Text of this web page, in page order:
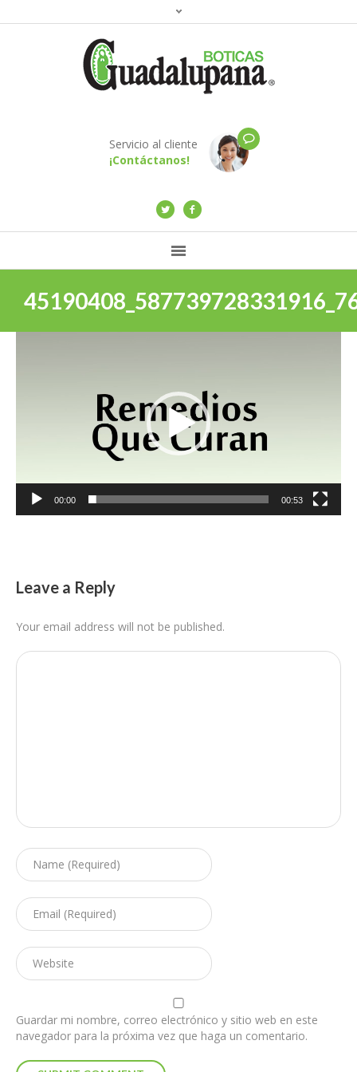
Servicio al cliente
¡Contáctanos!
00:00 00:53
Leave a Reply
Your email address will not be published.
Guardar mi nombre, correo electrónico y sitio web en este
navegador para la próxima vez que haga un comentario.